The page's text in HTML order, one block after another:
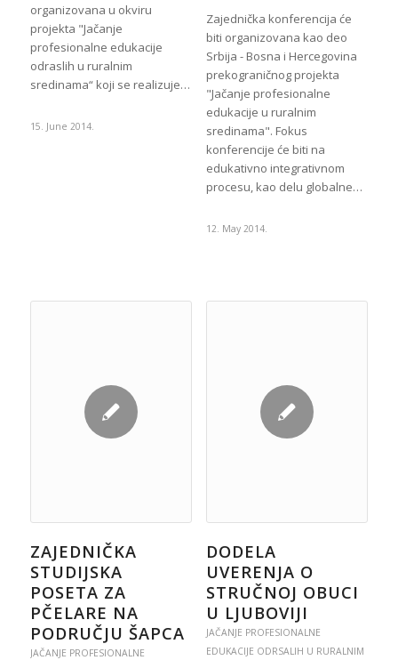
organizovana u okviru
projekta "Jačanje
profesionalne edukacije
odraslih u ruralnim
sredinama“ koji se realizuje…
15. June 2014.
Zajednička konferencija će
biti organizovana kao deo
Srbija - Bosna i Hercegovina
prekograničnog projekta
"Jačanje profesionalne
edukacije u ruralnim
sredinama". Fokus
konferencije će biti na
edukativno integrativnom
procesu, kao delu globalne…
12. May 2014.
ZAJEDNIČKA
STUDIJSKA
POSETA ZA
PČELARE NA
PODRUČJU ŠAPCA
JAČANJE PROFESIONALNE
DODELA
UVERENJA O
STRUČNOJ OBUCI
U LJUBOVIJI
JAČANJE PROFESIONALNE
EDUKACIJE ODRSALIH U RURALNIM